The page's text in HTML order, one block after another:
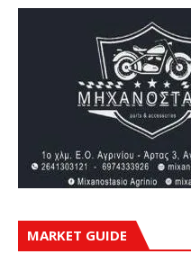
MARKET GUIDE